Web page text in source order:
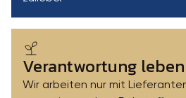
Verantwortung leben
Wir arbeiten nur mit